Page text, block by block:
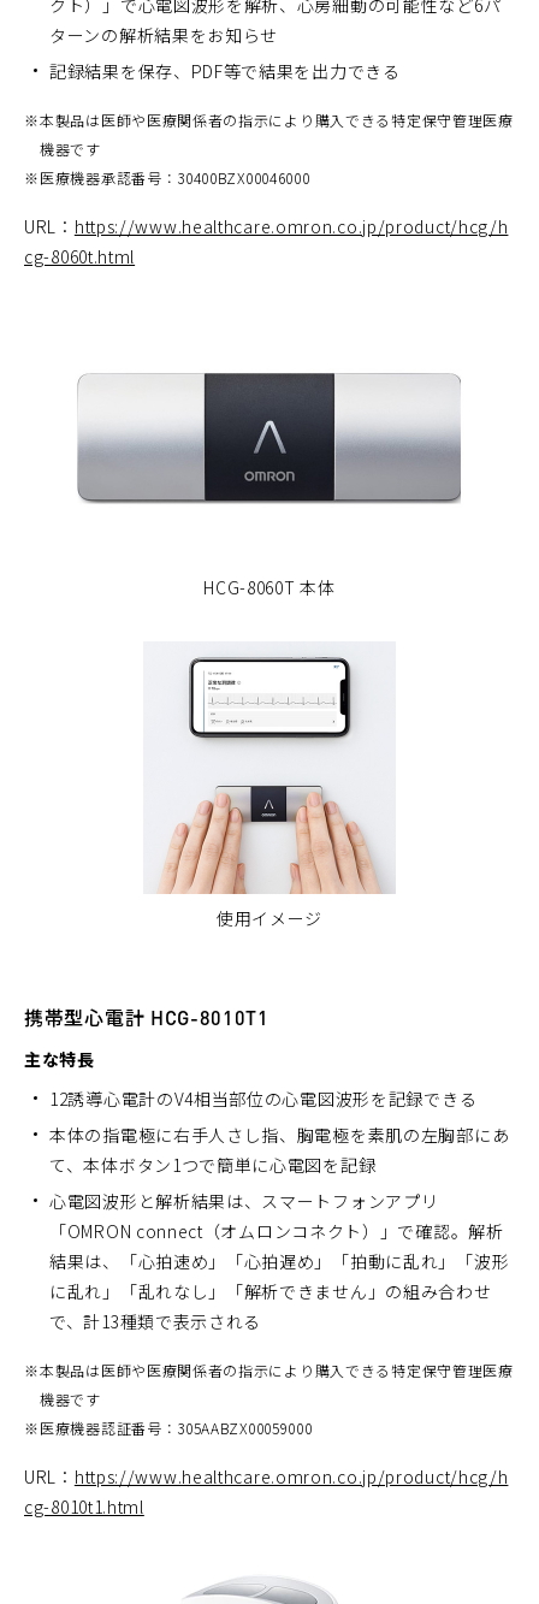
クト）」で心電図波形を解析、心房細動の可能性など6パ
ターンの解析結果をお知らせ
記録結果を保存、PDF等で結果を出力できる
※本製品は医師や医療関係者の指示により購入できる特定保守管理医療
機器です
※医療機器承認番号：30400BZX00046000
URL： https://www.healthcare.omron.co.jp/product/hcg/h
cg-8060t.html
HCG-8060T 本体
使用イメージ
携帯型心電計 HCG-8010T1
主な特長
12誘導心電計のV4相当部位の心電図波形を記録できる
本体の指電極に右手人さし指、胸電極を素肌の左胸部にあ
て、本体ボタン1つで簡単に心電図を記録
心電図波形と解析結果は、スマートフォンアプリ
「OMRON connect（オムロンコネクト）」で確認。解析
結果は、「心拍速め」「心拍遅め」「拍動に乱れ」「波形
に乱れ」「乱れなし」「解析できません」の組み合わせ
で、計13種類で表示される
※本製品は医師や医療関係者の指示により購入できる特定保守管理医療
機器です
※医療機器認証番号：305AABZX00059000
URL： https://www.healthcare.omron.co.jp/product/hcg/h
cg-8010t1.html